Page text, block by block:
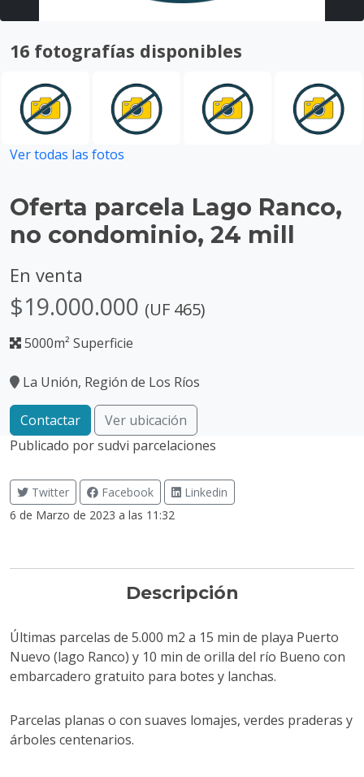
16 fotografías disponibles
Ver todas las fotos
Oferta parcela Lago Ranco,
no condominio, 24 mill
En venta
$19.000.000 (UF 465)
5000m² Superficie
La Unión, Región de Los Ríos
Contactar
Ver ubicación
Publicado porsudvi parcelaciones
Twitter Facebook
Linkedin
6 de Marzo de 2023 a las 11:32
Descripción
Últimas parcelas de 5.000 m2 a 15 min de playa Puerto
Nuevo (lago Ranco) y 10 min de orilla del río Bueno con
embarcadero gratuito para botes y lanchas.
Parcelas planas o con suaves lomajes, verdes praderas y
árboles centenarios.